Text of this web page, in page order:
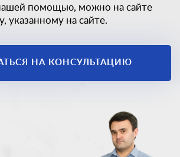
способ
помощью, можно на сайте
указанному на сайте.
НА КОНСУЛЬТАЦИЮ